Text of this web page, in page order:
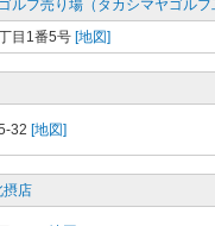
フ売り場（タカシマヤゴルフ
目1番5号 [地図]
32 [地図]
店